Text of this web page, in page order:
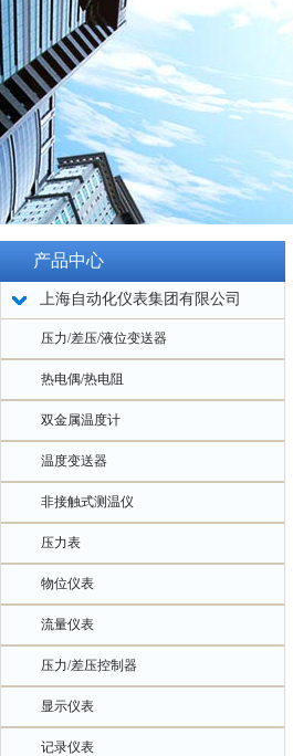
产品中心
上海自动化仪表集团有限公司
压力/差压/液位变送器
热电偶/热电阻
双金属温度计
温度变送器
非接触式测温仪
压力表
物位仪表
流量仪表
压力/差压控制器
显示仪表
记录仪表